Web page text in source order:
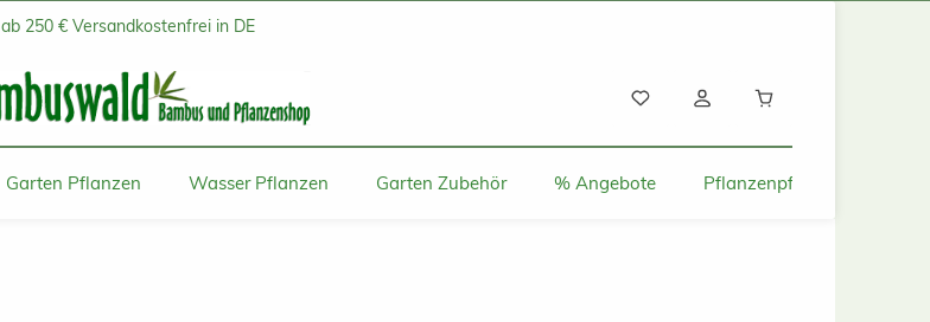
ab 250 € Versandkostenfrei in DE
Garten Pflanzen Wasser Pflanzen Garten Zubehör % Angebote Pflanzenpflege und Tipps